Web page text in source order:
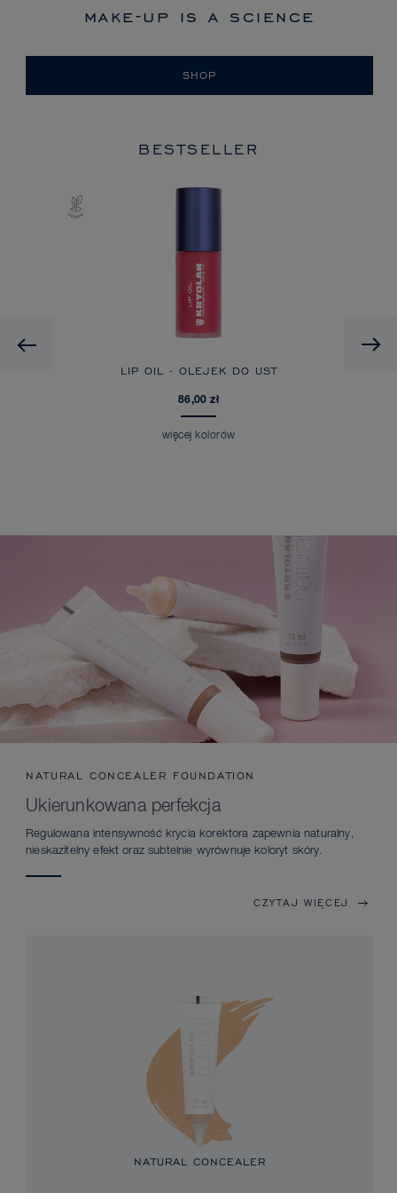
make-up is a science
SHOP
BESTSELLER
LIP OIL - OLEJEK DO UST
86,00 zł
więcej kolorów
NATURAL CONCEALER FOUNDATION
Ukierunkowana perfekcja
Regulowana intensywność krycia korektora zapewnia naturalny,
nieskazitelny efekt oraz subtelnie wyrównuje koloryt skóry.
CZYTAJ WIĘCEJ
NATURAL CONCEALER